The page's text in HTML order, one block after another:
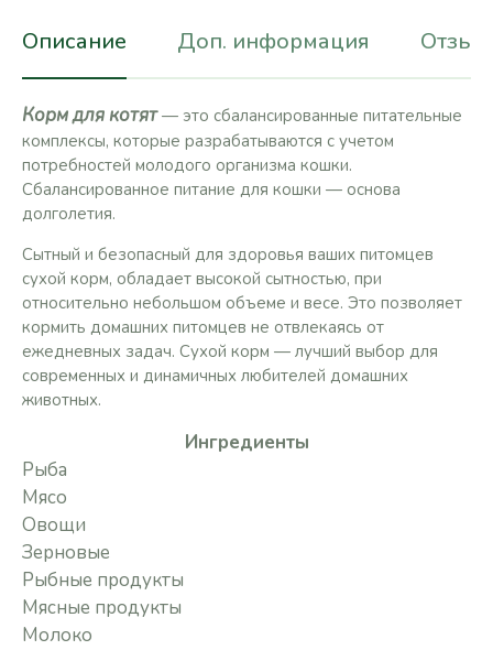
Описание Доп. информация
Корм для котят— это сбалансированные питательные
комплексы, которые разрабатываются с учетом
потребностей молодого организма кошки.
Сбалансированное питание для кошки — основа
долголетия.
Сытный и безопасный для здоровья ваших питомцев
сухой корм, обладает высокой сытностью, при
относительно небольшом объеме и весе. Это позволяет
кормить домашних питомцев не отвлекаясь от
ежедневных задач. Сухой корм — лучший выбор для
современных и динамичных любителей домашних
животных.
Ингредиенты
Рыба
Мясо
Овощи
Зерновые
Рыбные продукты
Мясные продукты
Молоко